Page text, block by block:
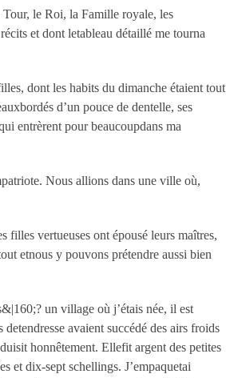
Tour, le Roi, la Famille royale, les
et dont letableau détaillé me tourna
dont les habits du dimanche étaient tout
d’un pouce de dentelle, ses
entrèrent pour beaucoupdans ma
Nous allions dans une ville où,
filles vertueuses ont épousé leurs maîtres,
etnous y pouvons prétendre aussi bien
un village où j’étais née, il est
avaient succédé des airs froids
honnêtement. Ellefit argent des petites
et dix-sept schellings. J’empaquetai